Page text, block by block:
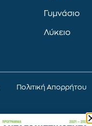
Γυμνάσιο
Λύκειο
Πολιτική Απορρήτου